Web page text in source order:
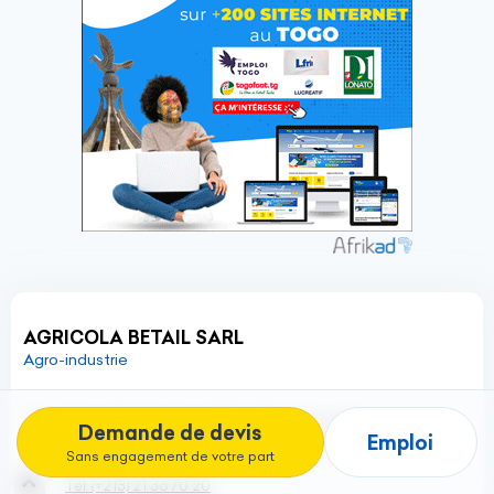
Demande de devis
Sans engagement de votre part
Emploi
AGRICOLA BETAIL SARL
Agro-industrie
Cité 602 logements Bt 10 n°32, Les Dunes
Cheraga - 16014 Chéraga - Algérie